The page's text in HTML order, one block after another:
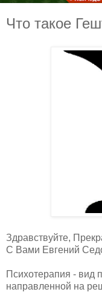
Что такое
Здравствуйте,
С Вами Евгений
Психотерапия - вид
направленной на